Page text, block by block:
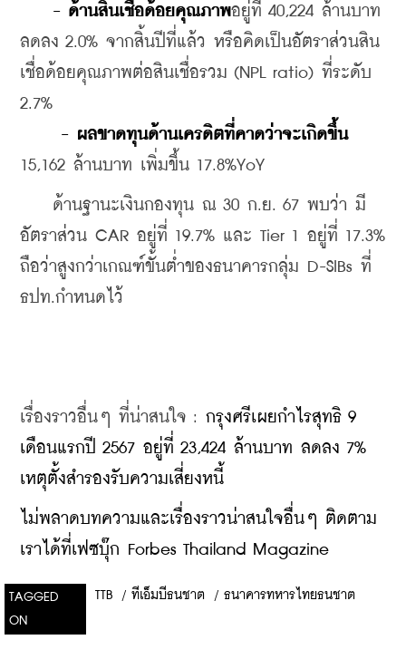
- ด้านสินเชื่อด้อยคุณภาพอยู่ที่ 40,224 ล้านบาท
ลดลง 2.0% จากสิ้นปีที่แล้ว หรือคิดเป็นอัตราส่วนสิน
เชื่อด้อยคุณภาพต่อสินเชื่อรวม (NPL ratio) ที่ระดับ
2.7%
- ผลขาดทุนด้านเครดิตที่คาดว่าจะเกิดขึ้น
15,162 ล้านบาท เพิ่มขึ้น 17.8%YoY
ด้านฐานะเงินกองทุน ณ 30 ก.ย. 67 พบว่า มี
อัตราส่วน CAR อยู่ที่ 19.7% และ Tier 1 อยู่ที่ 17.3%
ถือว่าสูงกว่าเกณฑ์ขั้นต่ำของธนาคารกลุ่ม D-SIBs ที่
ธปท.กำหนดไว้
เรื่องราวอื่นๆ ที่น่าสนใจ : กรุงศรีเผยกำไรสุทธิ 9
เดือนแรกปี 2567 อยู่ที่ 23,424 ล้านบาท ลดลง 7%
เหตุตั้งสำรองรับความเสี่ยงหนี้
ไม่พลาดบทความและเรื่องราวน่าสนใจอื่นๆ ติดตาม
เราได้ที่เฟซบุ๊ก Forbes Thailand Magazine
TAGGED
ON
TTB / ทีเอ็มบีธนชาต / ธนาคารทหารไทยธนชาต